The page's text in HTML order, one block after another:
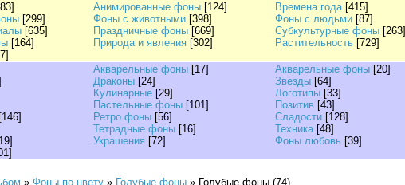
Анимированные фоны [124] Времена года [415]
[299] Фоны с животными [398] Фоны с людьми [87]
[635] Праздничные фоны [669] Субкультурные фоны [263]
[164] Природа и явления [302] Растительность [729]
Акварельные фоны [17] Акварельные фоны [20]
Драконы [24] Звезды [64]
Кулинарные [29] Логотипы [33]
Пастельные фоны [101] Позитив [43]
[146] Ретро фоны [56] Сладости [128]
Тетрадные фоны [16] Техника [48]
Украшения [72] Фоны любовь [39]
» Фоны по цвету » Голубые фоны » Голубые фоны (74)